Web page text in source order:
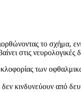
το σχήμα,
στις
των
κινδυνεύουν από